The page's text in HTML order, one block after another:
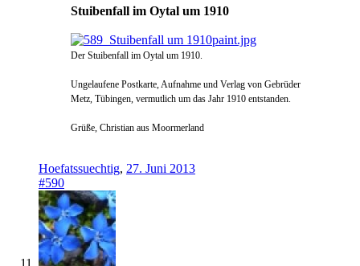
Stuibenfall im Oytal um 1910
Der Stuibenfall im Oytal um 1910.
Ungelaufene Postkarte, Aufnahme und Verlag von Gebrüder
Metz, Tübingen, vermutlich um das Jahr 1910 entstanden.
Grüße, Christian aus Moormerland
Hoefatssuechtig, 27. Juni 2013
#590